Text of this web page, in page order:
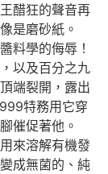
醋狂的聲音再
是磨砂紙。
料學的侮辱！
以及百分之九
端裂開，露出
特務用它穿
催促著他。
來溶解有機發
成無菌的、純